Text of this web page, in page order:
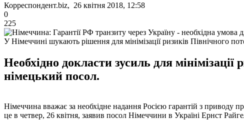
Корреспондент.biz, 26 квітня 2018, 12:58
0
225
У Німеччині шукають рішення для мінімізації ризиків Північного
Необхідно докласти зусиль для
німецький посол.
Німеччина вважає за необхідне надання Росією гарантій з приводу
це в четвер, 26 квітня, заявив посол Німеччини в Україні Ернст